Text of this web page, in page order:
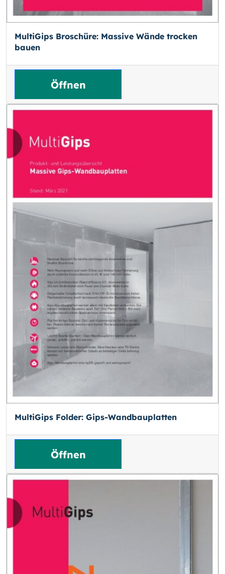
MultiGips Broschüre: Massive Wände trocken
bauen
Öffnen
MultiGips Folder: Gips-Wandbauplatten
Öffnen